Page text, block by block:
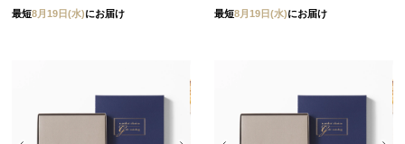
最短8月19日(水)にお届け 最短8月19日(水)にお届け